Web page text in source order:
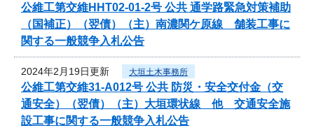
公維工第交維HHT02-01-2号 公共 通学路緊急対策補助
（国補正）（翌債）（主）南濃関ケ原線 舗装工事に
関する一般競争入札公告
2024年2月19日更新 大垣土木事務所
公維工第交維31-A012号 公共 防災・安全交付金（交
通安全）（翌債）（主）大垣環状線 他 交通安全施
設工事に関する一般競争入札公告